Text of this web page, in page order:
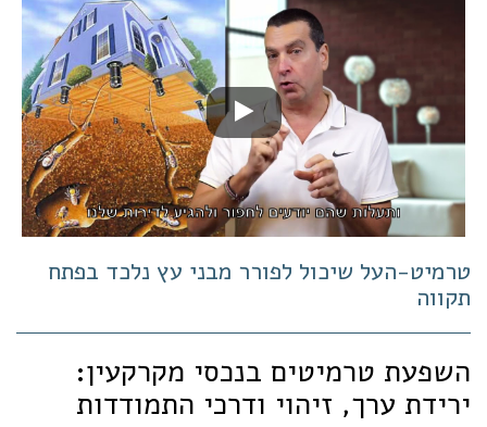
טרמיט-העל שיכול לפורר מבני עץ נלכד בפתח
תקווה
השפעת טרמיטים בנכסי מקרקעין:
ירידת ערך, זיהוי ודרכי התמודדות